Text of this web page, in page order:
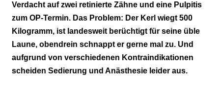
Verdacht auf zwei retinierte Zähne und eine Pulpitis
zum OP-Termin. Das Problem: Der Kerl wiegt 500
Kilogramm, ist landesweit berüchtigt für seine üble
Laune, obendrein schnappt er gerne mal zu. Und
aufgrund von verschiedenen Kontraindikationen
scheiden Sedierung und Anästhesie leider aus.